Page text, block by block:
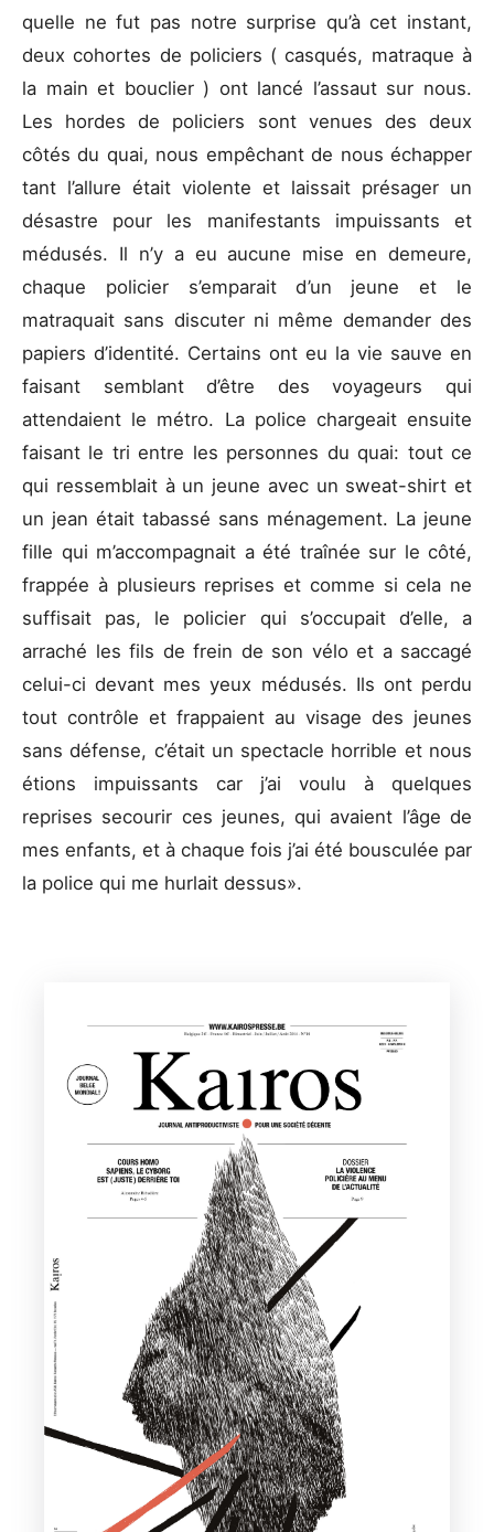
quelle ne fut pas notre surprise qu’à cet instant,
deux cohortes de policiers ( casqués, matraque à
la main et bouclier ) ont lancé l’assaut sur nous.
Les hordes de policiers sont venues des deux
côtés du quai, nous empêchant de nous échapper
tant l’allure était violente et laissait présager un
désastre pour les manifestants impuissants et
médusés. Il n’y a eu aucune mise en demeure,
chaque policier s’emparait d’un jeune et le
matraquait sans discuter ni même demander des
papiers d’identité. Certains ont eu la vie sauve en
faisant semblant d’être des voyageurs qui
attendaient le métro. La police chargeait ensuite
faisant le tri entre les personnes du quai: tout ce
qui ressemblait à un jeune avec un sweat-shirt et
un jean était tabassé sans ménagement. La jeune
fille qui m’accompagnait a été traînée sur le côté,
frappée à plusieurs reprises et comme si cela ne
suffisait pas, le policier qui s’occupait d’elle, a
arraché les fils de frein de son vélo et a saccagé
celui-ci devant mes yeux médusés. Ils ont perdu
tout contrôle et frappaient au visage des jeunes
sans défense, c’était un spectacle horrible et nous
étions impuissants car j’ai voulu à quelques
reprises secourir ces jeunes, qui avaient l’âge de
mes enfants, et à chaque fois j’ai été bousculée par
la police qui me hurlait dessus».